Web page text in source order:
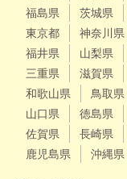
福島県
茨城県
東京都
神奈川県
福井県
山梨県
三重県
滋賀県
和歌山県
鳥取県
山口県
徳島県
佐賀県
長崎県
鹿児島県
沖縄県